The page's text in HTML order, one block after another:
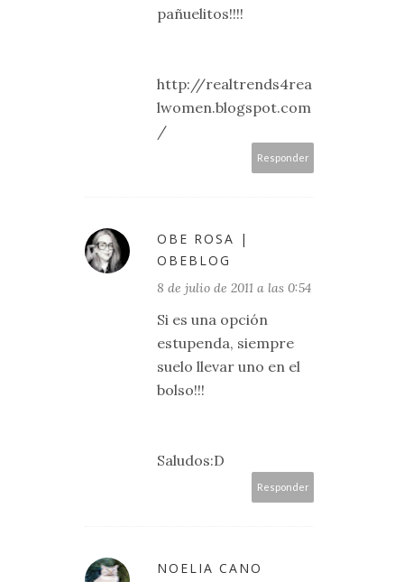
pañuelitos!!!!
http://realtrends4rea
lwomen.blogspot.com
/
Responder
OBE ROSA |
OBEBLOG
8 de julio de 2011 a las 0:54
Si es una opción
estupenda, siempre
suelo llevar uno en el
bolso!!!
Saludos:D
Responder
NOELIA CANO